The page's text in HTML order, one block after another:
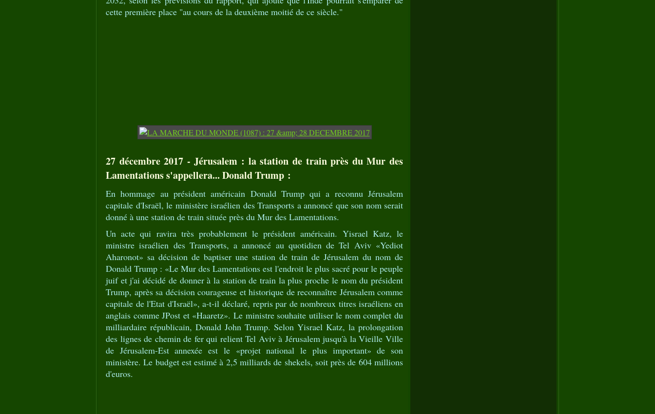
cette première place "au cours de la deuxième moitié de ce siècle."
27 décembre 2017 - Jérusalem : la station de train près du Mur des
Lamentations s'appellera... Donald Trump :
En hommage au président américain Donald Trump qui a reconnu Jérusalem
capitale d'Israël, le ministère israélien des Transports a annoncé que son nom serait
donné à une station de train située près du Mur des Lamentations.
Un acte qui ravira très probablement le président américain. Yisrael Katz, le
ministre israélien des Transports, a annoncé au quotidien de Tel Aviv «Yediot
Aharonot» sa décision de baptiser une station de train de Jérusalem du nom de
Donald Trump : «Le Mur des Lamentations est l'endroit le plus sacré pour le peuple
juif et j'ai décidé de donner à la station de train la plus proche le nom du président
Trump, après sa décision courageuse et historique de reconnaître Jérusalem comme
capitale de l'Etat d'Israël», a-t-il déclaré, repris par de nombreux titres israéliens en
anglais comme JPost et «Haaretz». Le ministre souhaite utiliser le nom complet du
milliardaire républicain, Donald John Trump. Selon Yisrael Katz, la prolongation
des lignes de chemin de fer qui relient Tel Aviv à Jérusalem jusqu'à la Vieille Ville
de Jérusalem-Est annexée est le «projet national le plus important» de son
ministère. Le budget est estimé à 2,5 milliards de shekels, soit près de 604 millions
d'euros.